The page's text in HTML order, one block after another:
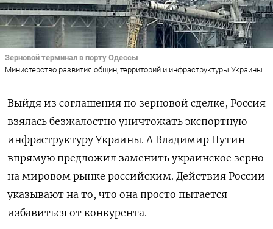
Зерновой терминал в порту Одессы
Министерство развития общин, территорий и инфраструктуры Украины
Выйдя из соглашения по зерновой сделке, Россия
взялась безжалостно уничтожать экспортную
инфраструктуру Украины. А Владимир Путин
впрямую предложил заменить украинское зерно
на мировом рынке российским. Действия России
указывают на то, что она просто пытается
избавиться от конкурента.